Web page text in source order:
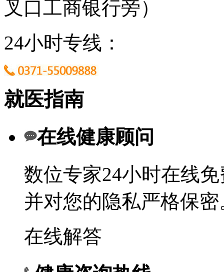
叉口工商银行旁）
24小时专线：
就医指南
在线健康顾问
数位专家24小时在线
并对您的隐私严格保密
在线解答